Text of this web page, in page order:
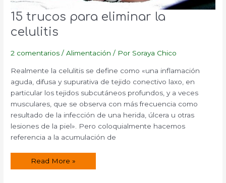
15 trucos para eliminar la
celulitis
2 comentarios /Alimentación / Por Soraya Chico
Realmente la celulitis se define como «una inflamación
aguda, difusa y supurativa de tejido conectivo laxo, en
particular los tejidos subcutáneos profundos, y a veces
musculares, que se observa con más frecuencia como
resultado de la infección de una herida, úlcera u otras
lesiones de la piel». Pero coloquialmente hacemos
referencia a la acumulación de
15
Read More »